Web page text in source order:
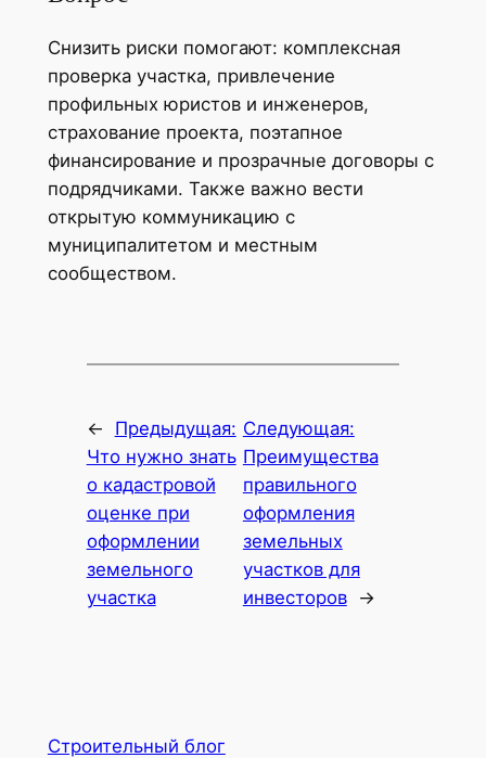
Снизить риски помогают: комплексная
проверка участка, привлечение
профильных юристов и инженеров,
страхование проекта, поэтапное
финансирование и прозрачные договоры с
подрядчиками. Также важно вести
открытую коммуникацию с
муниципалитетом и местным
сообществом.
←
Предыдущая:
Что нужно знать
о кадастровой
оценке при
оформлении
земельного
участка
Следующая:
Преимущества
правильного
оформления
земельных
участков для
инвесторов
→
Строительный блог